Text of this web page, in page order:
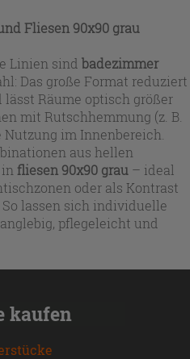
Fliesen 90x90 grau
Linien sind badezimmer
Das große Format reduziert
Räume optisch größer
mit Rutschhemmung (z. B.
im Innenbereich.
aus hellen
fliesen 90x90 grau – ideal
oder als Kontrast
lassen sich individuelle
pflegeleicht und
kaufen